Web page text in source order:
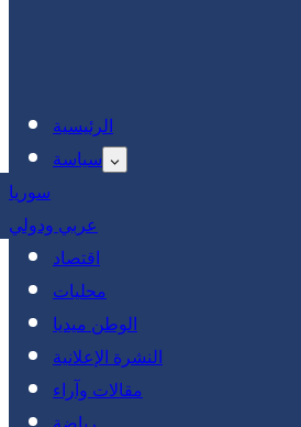
الرئيسية
سياسة
سوريا
عربي ودولي
اقتصاد
محليات
الوطن ميديا
النشرة الإعلانية
مقالات وآراء
رياضة